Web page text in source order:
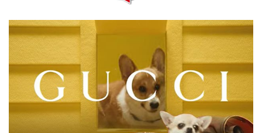
מדדים
ומחקרים
דעות
רכילות
עסקית